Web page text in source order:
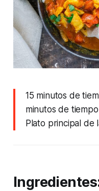
15 minutos de
minutos de
Plato principal de